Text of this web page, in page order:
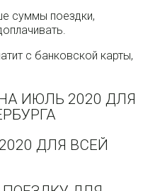
суммы поездки,
с банковской карты,
ИЮЛЬ 2020 ДЛЯ
ДЛЯ ВСЕЙ